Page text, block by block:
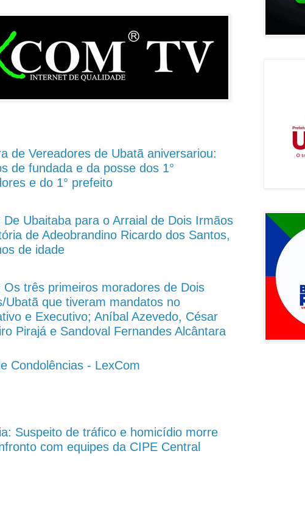
de Vereadores de Ubatã aniversariou:
de fundada e da posse dos 1°
e do 1° prefeito
De Ubaitaba para o Arraial de Dois Irmãos
de Adeobrandino Ricardo dos Santos,
de idade
Os três primeiros moradores de Dois
Ubatã que tiveram mandatos no
e Executivo; Aníbal Azevedo, César
Pirajá e Sandoval Fernandes Alcântara
Condolências - LexCom
Suspeito de tráfico e homicídio morre
com equipes da CIPE Central